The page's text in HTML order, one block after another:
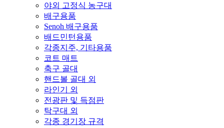
야외 고정식 농구대
배구용품
Senoh 배구용품
배드민턴용품
각종지주, 기타용품
코트 매트
축구 골대
핸드볼 골대 외
라인기 외
전광판 및 득점판
탁구대 외
각종 경기장 규격